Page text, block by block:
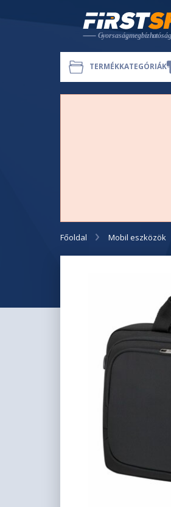
TERMÉKKATEGÓRIÁK
Főoldal Mobil eszközök